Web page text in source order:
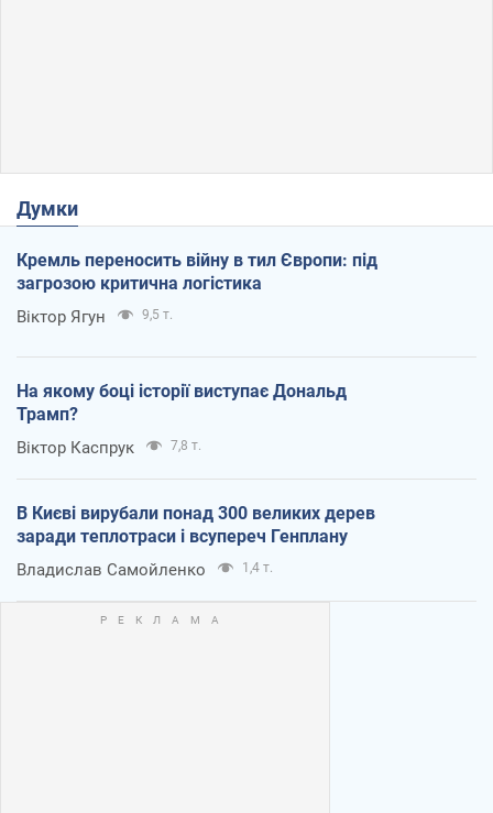
Думки
Кремль переносить війну в тил Європи: під
загрозою критична логістика
Віктор Ягун 9,5 т.
На якому боці історії виступає Дональд
Трамп?
Віктор Каспрук 7,8 т.
В Києві вирубали понад 300 великих дерев
заради теплотраси і всупереч Генплану
Владислав Самойленко 1,4 т.